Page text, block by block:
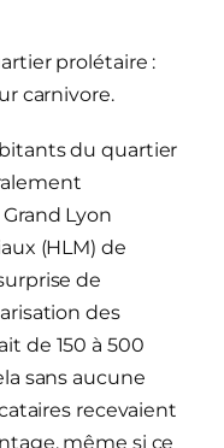
prolétaire :
carnivore.
du quartier
Lyon
(HLM) de
de
des
de 150 à 500
sans aucune
recevaient
même si ce